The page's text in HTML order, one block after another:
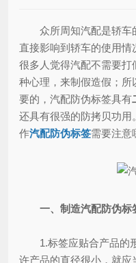
众所周知汽配是轿车
直接影响到轿车的使用情
很多人觉得汽配不需要
种心理，来制假造假；
要的，汽配防伪标签具有
还具有很强的防拷贝功用
作汽配防伪标签需要注意
一、制造汽配防伪标
1.标签应贴合产品的形
许产品的直径很小，就